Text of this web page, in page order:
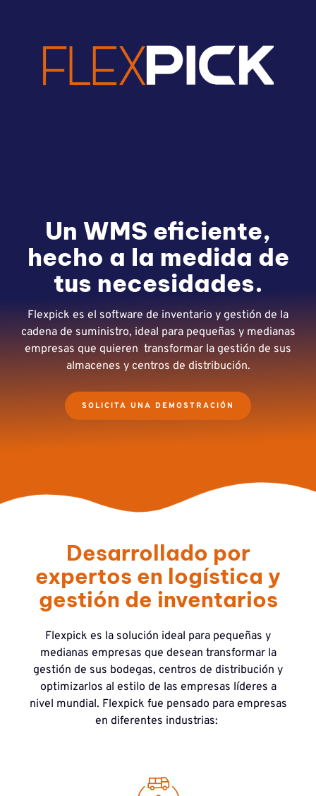
Un WMS eficiente,
hecho a la medida de
tus necesidades.
Flexpick es el software de inventario y gestión de la
cadena de suministro, ideal para pequeñas y medianas
empresas que quieren transformar la gestión de sus
almacenes y centros de distribución.
SOLICITA UNA DEMOSTRACIÓN
Desarrollado por
expertos en logística y
gestión de inventarios
Flexpick es la solución ideal para pequeñas y
medianas empresas que desean transformar la
gestión de sus bodegas, centros de distribución y
optimizarlos al estilo de las empresas líderes a
nivel mundial. Flexpick fue pensado para empresas
en diferentes industrias: